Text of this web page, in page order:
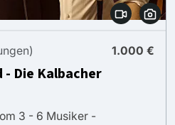
1.000 €
- Die Kalbacher
3 - 6 Musiker -